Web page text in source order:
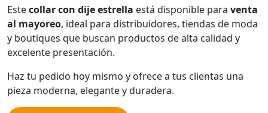
Estecollar con dije estrella está disponible para venta
al mayoreo, ideal para distribuidores, tiendas de moda
y boutiques que buscan productos de alta calidad y
excelente presentación.
Haz tu pedido hoy mismo y ofrece a tus clientas una
pieza moderna, elegante y duradera.